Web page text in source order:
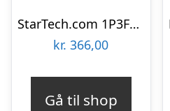
StarTech.com 1P3FFCB-USB-SERIAL
kr. 366,00
Gå til shop